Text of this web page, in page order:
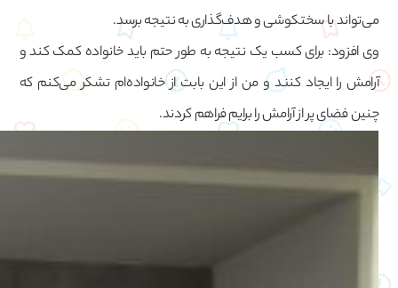
می‌تواند با سختکوشی و هدف‌گذاری به نتیجه برسد.
وی افزود: برای کسب یک نتیجه به طور حتم باید خانواده کمک کند و
آرامش را ایجاد کنند و من از این بابت از خانواده‌ام تشکر می‌کنم که
چنین فضای پر از آرامش را برایم فراهم کردند.